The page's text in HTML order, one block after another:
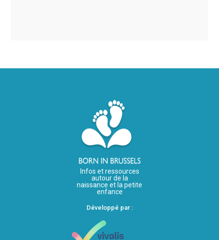
Infos et ressources
autour de la
naissance et la petite
enfance
Développé par :